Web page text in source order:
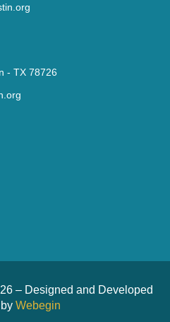
- TX 78726
– Designed and Developed
Webegin